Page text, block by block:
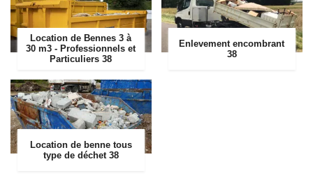
Location de Bennes 3 à
30 m3 - Professionnels et
Particuliers 38
Enlevement encombrant
38
Location de benne tous
type de déchet 38